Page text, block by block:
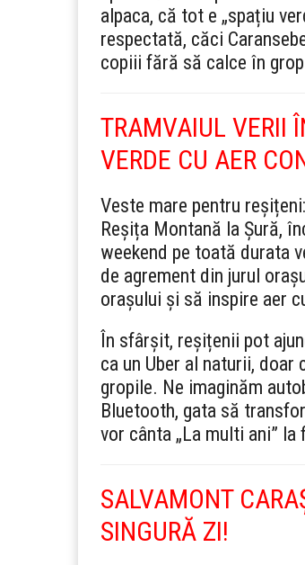
alpaca, că tot e „spațiu
respectată, căci
copiii fără să calce în
TRAMVAIUL VERII
VERDE CU AER
Veste mare pentru
Reșița Montană la Șură,
weekend pe toată durata
de agrement din jurul
orașului și să inspire aer
În sfârșit, reșițenii pot
ca un Uber al naturii,
gropile. Ne imaginăm
Bluetooth, gata să
vor cânta „La multi ani” la
SALVAMONT
SINGURĂ ZI!